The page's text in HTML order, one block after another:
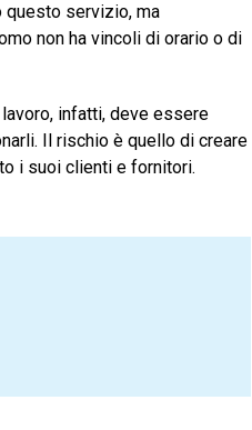
servizio, ma
non ha vincoli di orario o di
lavoro, infatti, deve essere
Il rischio è quello di creare
i suoi clienti e fornitori.